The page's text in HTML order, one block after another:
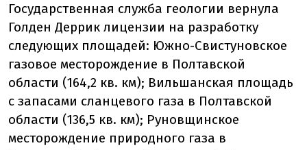
Государственная служба геологии вернула
Голден Деррик лицензии на разработку
следующих площадей: Южно-Свистуновское
газовое месторождение в Полтавской
области (164,2 кв. км); Вильшанская площадь
с запасами сланцевого газа в Полтавской
области (136,5 кв. км); Руновщинское
месторождение природного газа в